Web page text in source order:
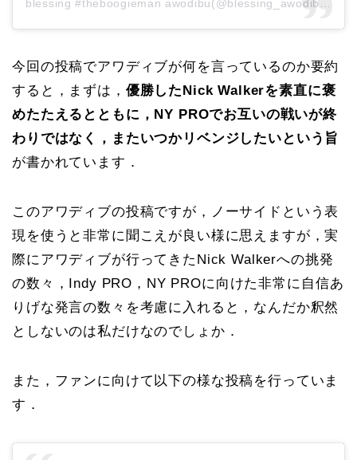
今回の投稿でアワディブが何を言っているのか要約
すると，まずは， 優勝したNick Walkerを素直に褒
めたたえるとともに，NY PROでお互いの戦いが終
わりではなく，またいつかリベンジしたいという旨
が書かれています．
このアワディブの投稿ですが，ノーサイドという表
現を使うと非常に聞こえが良い様に思えますが，実
際にアワディブが行ってきたNick Walkerへの挑発
の数々，Indy PRO，NY PROに向けた非常に自信あ
りげな発言の数々を考慮に入れると，なんだか釈然
としないのは私だけなのでしょか．
また，ファンに向けて以下の様な投稿を行っていま
す．